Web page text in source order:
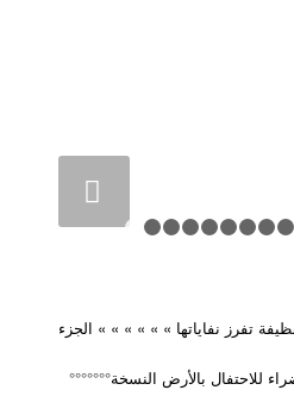
1 2
تفرز نفاياتها » » » » » » الجزء
°°°°°°°للاحتفال بالأرض النسخة